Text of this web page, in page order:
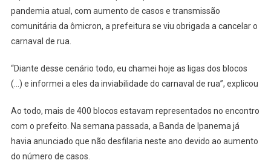
pandemia atual, com aumento de casos e transmissão
comunitária da ômicron, a prefeitura se viu obrigada a cancelar o
carnaval de rua.
“Diante desse cenário todo, eu chamei hoje as ligas dos blocos
(…) e informei a eles da inviabilidade do carnaval de rua”, explicou
Ao todo, mais de 400 blocos estavam representados no encontro
com o prefeito. Na semana passada, a Banda de Ipanema já
havia anunciado que não desfilaria neste ano devido ao aumento
do número de casos.